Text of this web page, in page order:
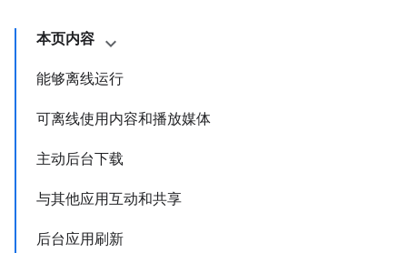
本页内容
能够离线运行
可离线使用内容和播放媒体
主动后台下载
与其他应用互动和共享
后台应用刷新